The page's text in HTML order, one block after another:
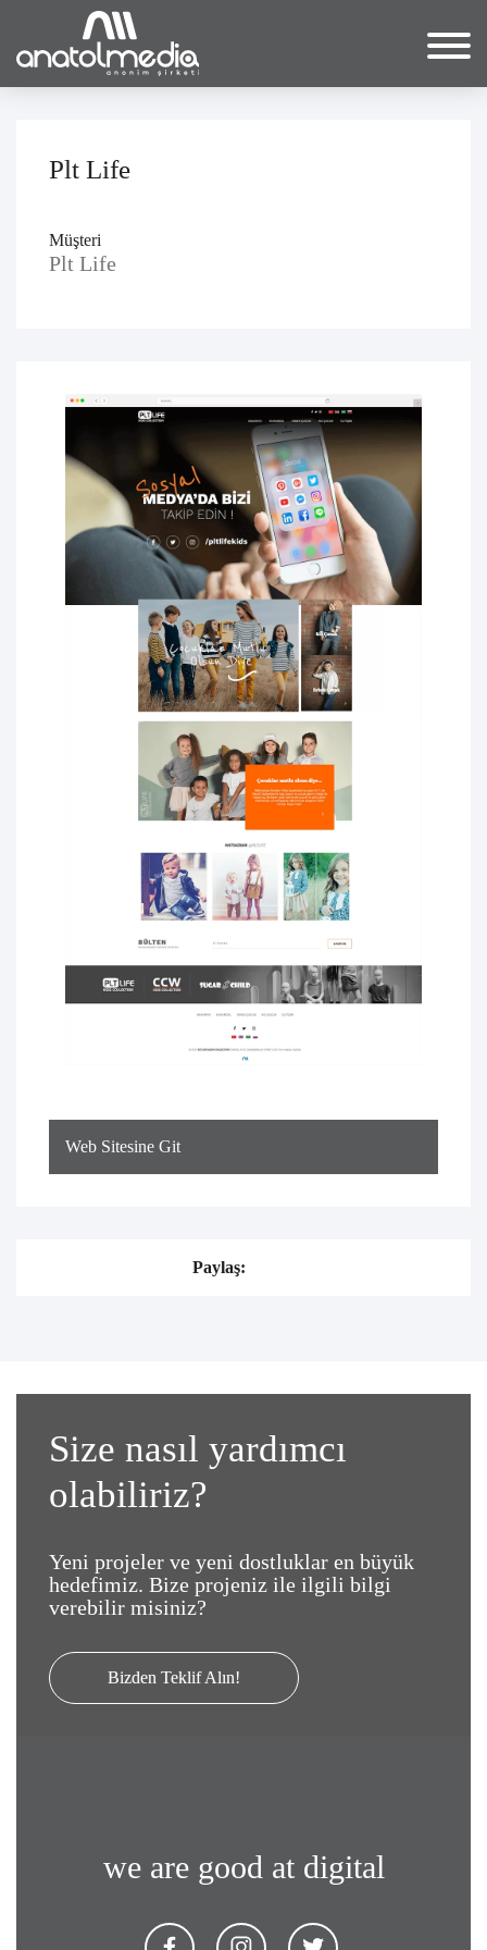
Plt Life
Müşteri
Plt Life
Web Sitesine Git
Paylaş:
Size nasıl yardımcı
olabiliriz?
Yeni projeler ve yeni dostluklar en büyük
hedefimiz. Bize projeniz ile ilgili bilgi
verebilir misiniz?
Bizden Teklif Alın!
we are good at digital